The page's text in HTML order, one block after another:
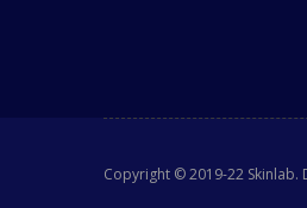
Copyright © 2019-22 Skinlab.